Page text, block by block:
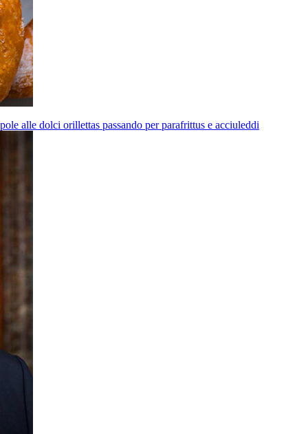
alle dolci orillettas passando per parafrittus e acciuleddi